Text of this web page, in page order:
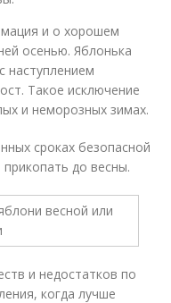
и о хорошем
осенью. Яблонька
наступлением
Такое исключение
и неморозных зимах.
сроках безопасной
до весны.
и недостатков по
когда лучше